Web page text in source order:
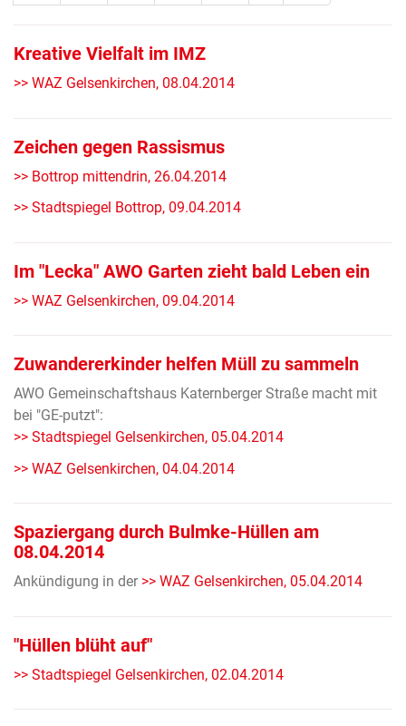
Kreative Vielfalt im IMZ
>> WAZ Gelsenkirchen, 08.04.2014
Zeichen gegen Rassismus
>> Bottrop mittendrin, 26.04.2014
>> Stadtspiegel Bottrop, 09.04.2014
Im "Lecka" AWO Garten zieht bald Leben ein
>> WAZ Gelsenkirchen, 09.04.2014
Zuwandererkinder helfen Müll zu sammeln
AWO Gemeinschaftshaus Katernberger Straße macht mit
bei "GE-putzt":
>> Stadtspiegel Gelsenkirchen, 05.04.2014
>> WAZ Gelsenkirchen, 04.04.2014
Spaziergang durch Bulmke-Hüllen am
08.04.2014
Ankündigung in der >> WAZ Gelsenkirchen, 05.04.2014
"Hüllen blüht auf"
>> Stadtspiegel Gelsenkirchen, 02.04.2014